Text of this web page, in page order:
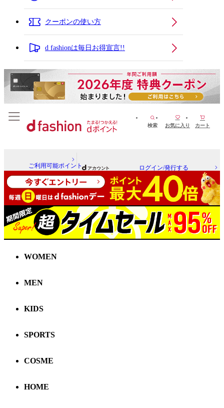
クーポンの使い方
d fashionは毎日お得宣言!!
検索 お気に入り カート
ご利用可能ポイント ログイン/発行する
WOMEN
MEN
KIDS
SPORTS
COSME
HOME